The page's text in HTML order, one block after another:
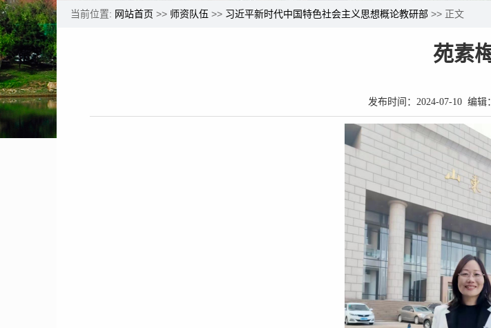
当前位置: 网站首页 >> 师资队伍 >> 习近平新时代中国特色社会主义思想概论教研部 >> 正文
苑素
发布时间：2024-07-10 编辑